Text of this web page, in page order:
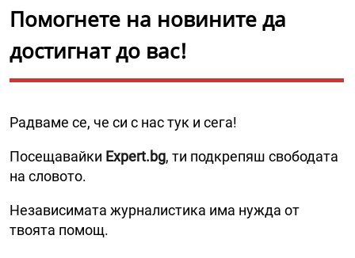
Помогнете на новините да
достигнат до вас!
Радваме се, че си с нас тук и сега!
Посещавайки Expert.bg, ти подкрепяш свободата
на словото.
Независимата журналистика има нужда от
твоята помощ.